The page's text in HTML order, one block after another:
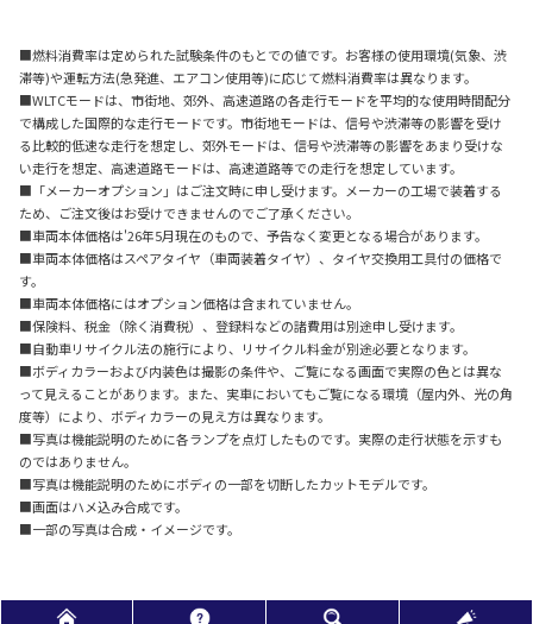
■燃料消費率は定められた試験条件のもとでの値です。お客様の使用環境(気象、渋
滞等)や運転方法(急発進、エアコン使用等)に応じて燃料消費率は異なります。
■WLTCモードは、市街地、郊外、高速道路の各走行モードを平均的な使用時間配分
で構成した国際的な走行モードです。市街地モードは、信号や渋滞等の影響を受け
る比較的低速な走行を想定し、郊外モードは、信号や渋滞等の影響をあまり受けな
い走行を想定、高速道路モードは、高速道路等での走行を想定しています。
■「メーカーオプション」はご注文時に申し受けます。メーカーの工場で装着する
ため、ご注文後はお受けできませんのでご了承ください。
■車両本体価格は'26年5月現在のもので、予告なく変更となる場合があります。
■車両本体価格はスペアタイヤ（車両装着タイヤ）、タイヤ交換用工具付の価格で
す。
■車両本体価格にはオプション価格は含まれていません。
■保険料、税金（除く消費税）、登録料などの諸費用は別途申し受けます。
■自動車リサイクル法の施行により、リサイクル料金が別途必要となります。
■ボディカラーおよび内装色は撮影の条件や、ご覧になる画面で実際の色とは異な
って見えることがあります。また、実車においてもご覧になる環境（屋内外、光の角
度等）により、ボディカラーの見え方は異なります。
■写真は機能説明のために各ランプを点灯したものです。実際の走行状態を示すも
のではありません。
■写真は機能説明のためにボディの一部を切断したカットモデルです。
■画面はハメ込み合成です。
■一部の写真は合成・イメージです。